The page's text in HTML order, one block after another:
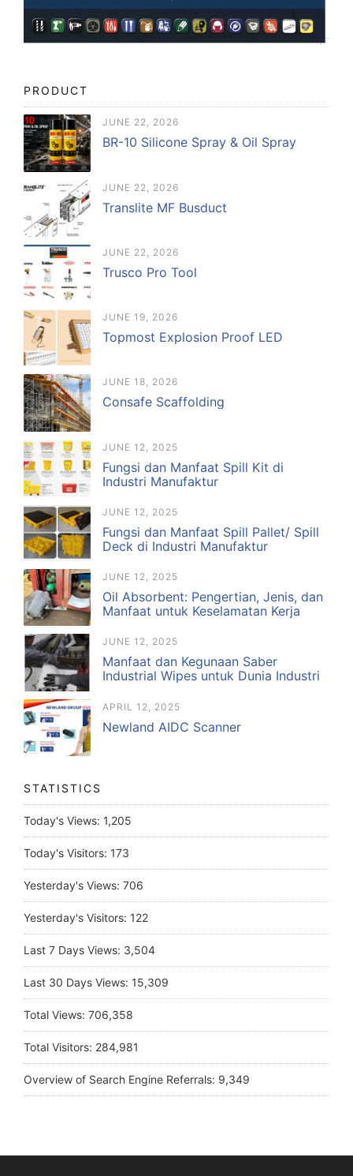
PRODUCT
JUNE 22, 2026
BR-10 Silicone Spray & Oil Spray
JUNE 22, 2026
Translite MF Busduct
JUNE 22, 2026
Trusco Pro Tool
JUNE 19, 2026
Topmost Explosion Proof LED
JUNE 18, 2026
Consafe Scaffolding
JUNE 12, 2025
Fungsi dan Manfaat Spill Kit di
Industri Manufaktur
JUNE 12, 2025
Fungsi dan Manfaat Spill Pallet/ Spill
Deck di Industri Manufaktur
JUNE 12, 2025
Oil Absorbent: Pengertian, Jenis, dan
Manfaat untuk Keselamatan Kerja
JUNE 12, 2025
Manfaat dan Kegunaan Saber
Industrial Wipes untuk Dunia Industri
APRIL 12, 2025
Newland AIDC Scanner
STATISTICS
Today's Views: 1,205
Today's Visitors: 173
Yesterday's Views: 706
Yesterday's Visitors: 122
Last 7 Days Views: 3,504
Last 30 Days Views: 15,309
Total Views: 706,358
Total Visitors: 284,981
Overview of Search Engine Referrals: 9,349